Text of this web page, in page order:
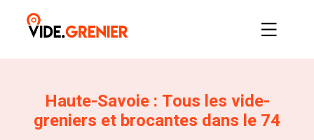
Haute-Savoie : Tous les vide-
greniers et brocantes dans le 74